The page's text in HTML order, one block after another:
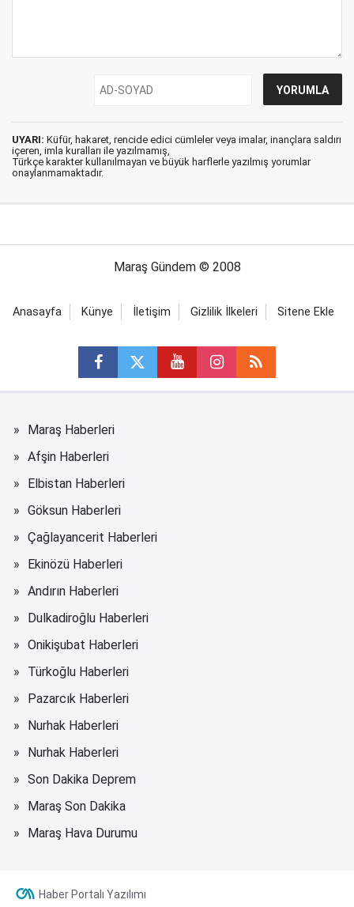
UYARI: Küfür, hakaret, rencide edici cümleler veya imalar, inançlara saldırı
içeren, imla kuralları ile yazılmamış,
Türkçe karakter kullanılmayan ve büyük harflerle yazılmış yorumlar
onaylanmamaktadır.
Maraş Gündem © 2008
Anasayfa Künye İletişim Gizlilik İlkeleri Sitene Ekle
Maraş Haberleri
Afşin Haberleri
Elbistan Haberleri
Göksun Haberleri
Çağlayancerit Haberleri
Ekinözü Haberleri
Andırın Haberleri
Dulkadiroğlu Haberleri
Onikişubat Haberleri
Türkoğlu Haberleri
Pazarcık Haberleri
Nurhak Haberleri
Nurhak Haberleri
Son Dakika Deprem
Maraş Son Dakika
Maraş Hava Durumu
Haber Portalı Yazılımı